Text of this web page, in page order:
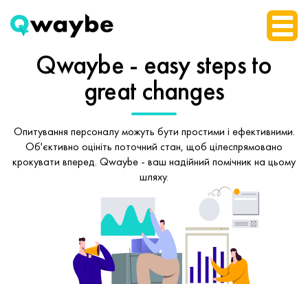
Qwaybe - easy stepsto
great changes
Опитування персоналу можуть бути простими і ефективними.
Об'єктивно оцініть поточний стан, щоб цілеспрямовано
крокувати вперед. Qwaybe - ваш надійний помічник на цьому
шляху.